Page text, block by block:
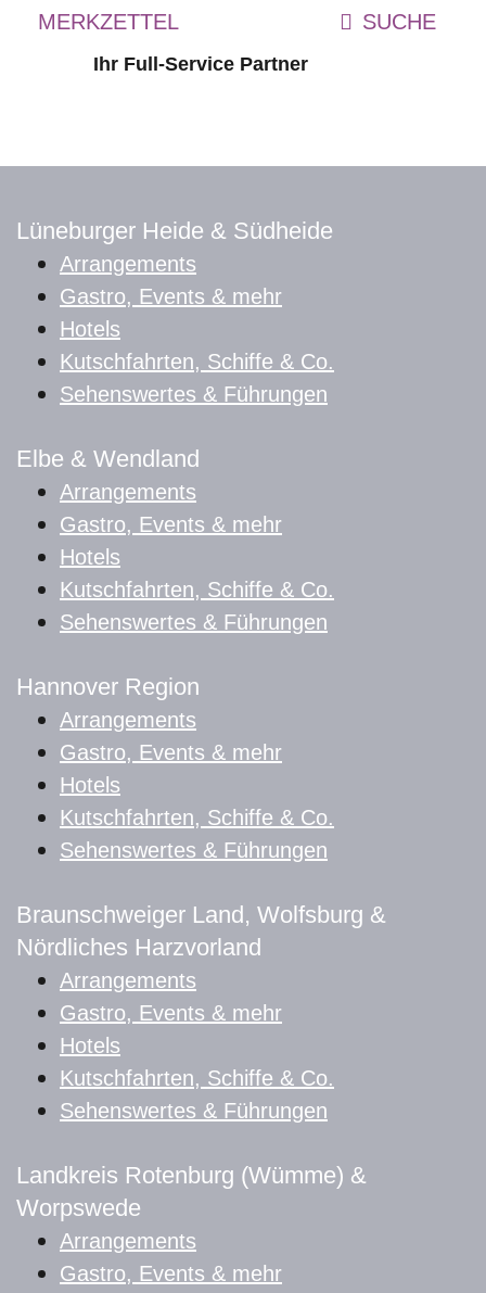
Ihr Full-Service Partner
MERKZETTEL
Lüneburger Heide & Südheide
Arrangements
Gastro, Events & mehr
Hotels
Kutschfahrten, Schiffe & Co.
Sehenswertes & Führungen
Elbe & Wendland
Arrangements
Gastro, Events & mehr
Hotels
Kutschfahrten, Schiffe & Co.
Sehenswertes & Führungen
Hannover Region
Arrangements
Gastro, Events & mehr
Hotels
Kutschfahrten, Schiffe & Co.
Sehenswertes & Führungen
Braunschweiger Land, Wolfsburg &
Nördliches Harzvorland
Arrangements
Gastro, Events & mehr
Hotels
Kutschfahrten, Schiffe & Co.
Sehenswertes & Führungen
Landkreis Rotenburg (Wümme) &
Worpswede
Arrangements
Gastro, Events & mehr